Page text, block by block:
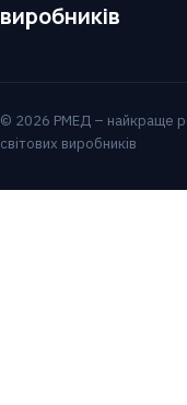
виробників
© 2026 РМЕД – найкраще
світових виробників